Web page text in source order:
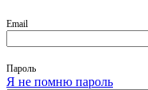
Email
Пароль
Я не помню пароль